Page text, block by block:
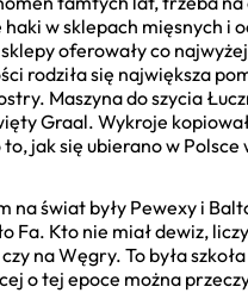
w sklepach mięsnych i
oferowały co
rodziła się największa
Maszyna do szycia
Graal. Wykroje
jak się ubierano w
na świat były Pewexy i
Fa. Kto nie miał dewiz,
na Węgry. To była
o tej epoce można